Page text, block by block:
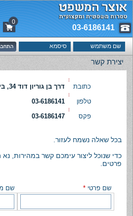
03-6186141
0
יצירת קשר
כתובת
דרך בן גוריון דוד 34, בית הלפיד, רמת-גן
טלפון
03-6186141
פקס
03-6186147
בכל שאלה נשמח לעזור.
כדי שנוכל ליצור עימכם קשר במהירות,
פרטים.
שם פרטי * שם